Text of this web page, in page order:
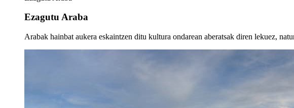
Ezagutu Araba
Arabak hainbat aukera eskaintzen ditu kultura ondarean aberatsak diren lekuez,